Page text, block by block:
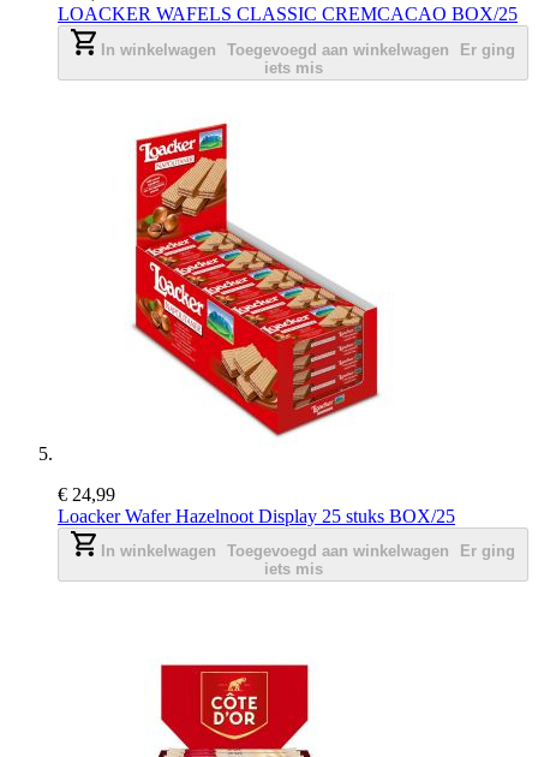
LOACKER WAFELS CLASSIC CREMCACAO BOX/25
In winkelwagen Toegevoegd aan winkelwagen
Er ging
iets mis
€ 24,99
Loacker Wafer Hazelnoot Display 25 stuks BOX/25
In winkelwagen Toegevoegd aan winkelwagen
Er ging
iets mis